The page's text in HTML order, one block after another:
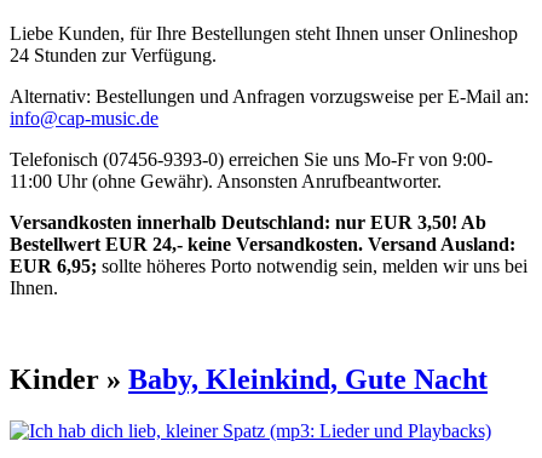
Liebe Kunden, für Ihre Bestellungen steht Ihnen unser Onlineshop
24 Stunden zur Verfügung.
Alternativ: Bestellungen und Anfragen vorzugsweise per E-Mail an:
info@cap-music.de
Telefonisch (07456-9393-0) erreichen Sie uns Mo-Fr von 9:00-
11:00 Uhr (ohne Gewähr). Ansonsten Anrufbeantworter.
Versandkosten innerhalb Deutschland: nur EUR 3,50! Ab
Bestellwert EUR 24,- keine Versandkosten. Versand Ausland:
EUR 6,95; sollte höheres Porto notwendig sein, melden wir uns bei
Ihnen.
Kinder » Baby, Kleinkind, Gute Nacht